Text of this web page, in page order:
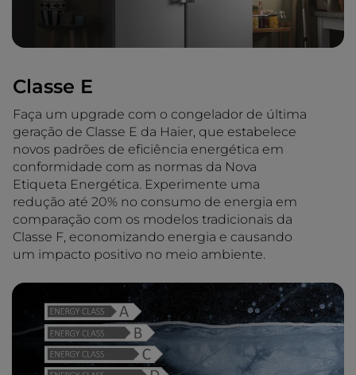
Classe E
Faça um upgrade com o congelador de última
geração de Classe E da Haier, que estabelece
novos padrões de eficiência energética em
conformidade com as normas da Nova
Etiqueta Energética. Experimente uma
redução até 20% no consumo de energia em
comparação com os modelos tradicionais da
Classe F, economizando energia e causando
um impacto positivo no meio ambiente.